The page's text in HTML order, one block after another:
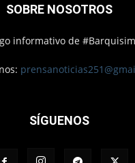
SOBRE NOSOTROS
informativo de
SÍGUENOS